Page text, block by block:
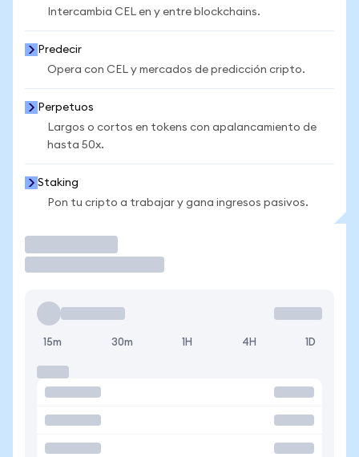
Intercambia CEL en y entre blockchains.
Predecir
Opera con CEL y mercados de predicción cripto.
Perpetuos
Largos o cortos en tokens con apalancamiento de
hasta 50x.
Staking
Pon tu cripto a trabajar y gana ingresos pasivos.
15m 30m 1H 4H 1D